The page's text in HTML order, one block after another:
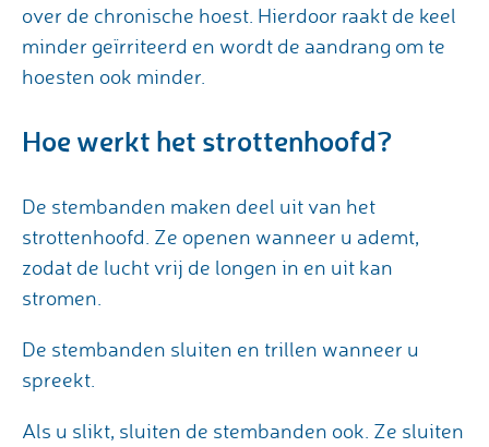
over de chronische hoest. Hierdoor raakt de keel
minder geïrriteerd en wordt de aandrang om te
hoesten ook minder.
Hoe werkt het strottenhoofd?
De stembanden maken deel uit van het
strottenhoofd. Ze openen wanneer u ademt,
zodat de lucht vrij de longen in en uit kan
stromen.
De stembanden sluiten en trillen wanneer u
spreekt.
Als u slikt, sluiten de stembanden ook. Ze sluiten